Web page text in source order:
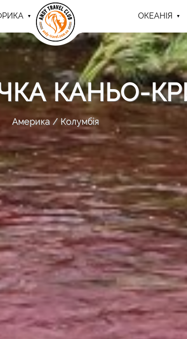
ОКЕАНІЯ
КАНЬО-
Америка Колумбія